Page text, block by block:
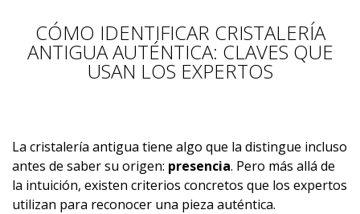
CÓMO IDENTIFICAR CRISTALERÍA
ANTIGUA AUTÉNTICA: CLAVES QUE
USAN LOS EXPERTOS
La cristalería antigua tiene algo que la distingue incluso
antes de saber su origen: presencia. Pero más allá de
la intuición, existen criterios concretos que los expertos
utilizan para reconocer una pieza auténtica.